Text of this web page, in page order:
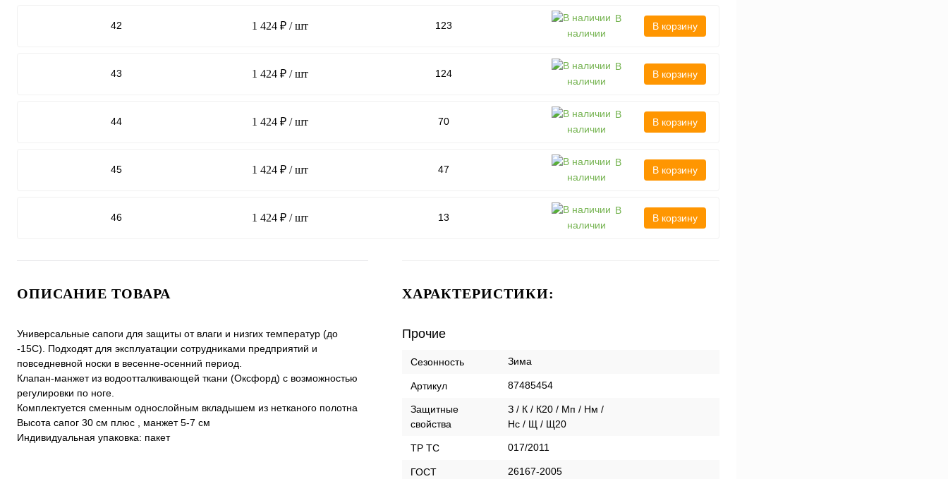
42 1 424 ₽ / шт 123
В
наличии
В корзину
43 1 424 ₽ / шт 124
В
наличии
В корзину
44 1 424 ₽ / шт 70
В
наличии
В корзину
45 1 424 ₽ / шт 47
В
наличии
В корзину
46 1 424 ₽ / шт 13
В
наличии
В корзину
ОПИСАНИЕ ТОВАРА
Универсальные сапоги для защиты от влаги и низгих температур (до
-15С). Подходят для эксплуатации сотрудниками предприятий и
повседневной носки в весенне-осенний период.
Клапан-манжет из водоотталкивающей ткани (Оксфорд) с возможностью
регулировки по ноге.
Комплектуется сменным однослойным вкладышем из нетканого полотна
Высота сапог 30 см плюс , манжет 5-7 см
Индивидуальная упаковка: пакет
ХАРАКТЕРИСТИКИ:
Прочие
Сезонность Зима
Артикул 87485454
Защитные
свойства
З / К / К20 / Мп / Нм /
Нс / Щ / Щ20
ТР ТС 017/2011
ГОСТ 26167-2005